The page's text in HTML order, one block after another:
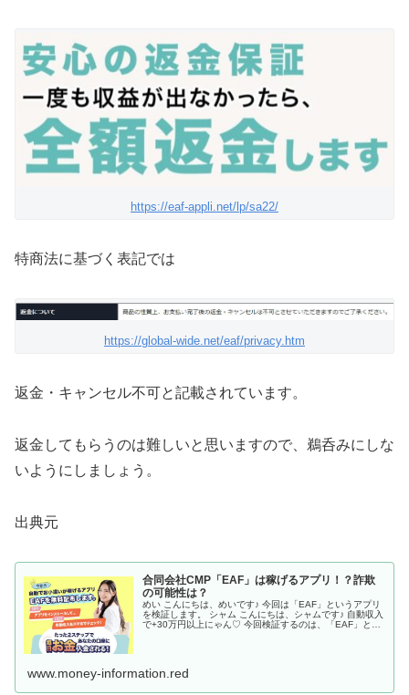
https://eaf-appli.net/lp/sa22/
特商法に基づく表記では
https://global-wide.net/eaf/privacy.htm
返金・キャンセル不可と記載されています。
返金してもらうのは難しいと思いますので、鵜呑みにしな
いようにしましょう。
出典元
合同会社CMP「EAF」は稼げるアプリ！？詐欺
の可能性は？
めい こんにちは、めいです♪ 今回は「EAF」というアプリ
を検証します。 シャム こんにちは、シャムです♪ 自動収入
で+30万円以上にゃん♡ 今回検証するのは、「EAF」とい
www.money-information.red